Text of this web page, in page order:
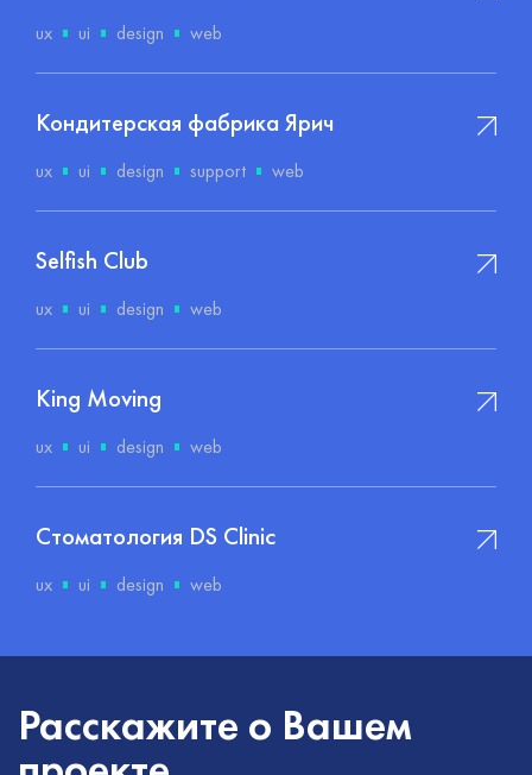
ux ui design web
Кондитерская фабрика Ярич
ux ui design support web
Selfish Club
ux ui design web
King Moving
ux ui design web
Стоматология DS Clinic
ux ui design web
Расскажите о Вашем